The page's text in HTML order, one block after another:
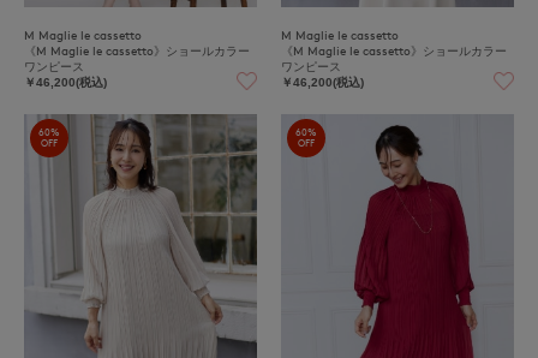
M Maglie le cassetto
《M Maglie le cassetto》ショールカラー
ワンピース
￥46,200(税込)
M Maglie le cassetto
《M Maglie le cassetto》ショールカラー
ワンピース
￥46,200(税込)
60%
OFF
60%
OFF